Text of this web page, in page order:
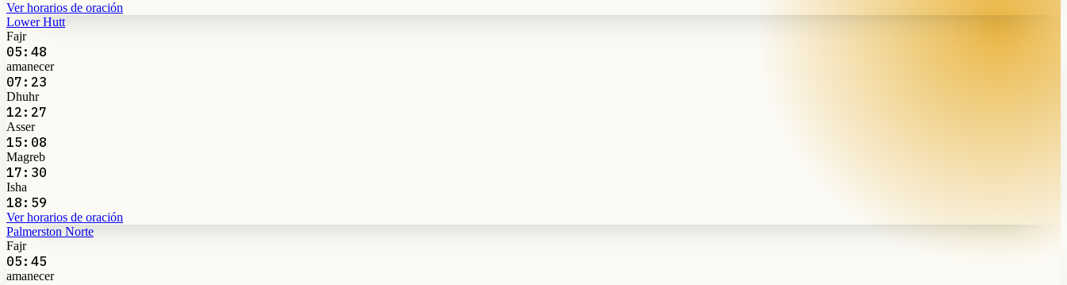
Ver horarios de oración
Lower Hutt
Fajr
05:48
amanecer
07:23
Dhuhr
12:27
Asser
15:08
Magreb
17:30
Isha
18:59
Ver horarios de oración
Palmerston Norte
Fajr
05:45
amanecer